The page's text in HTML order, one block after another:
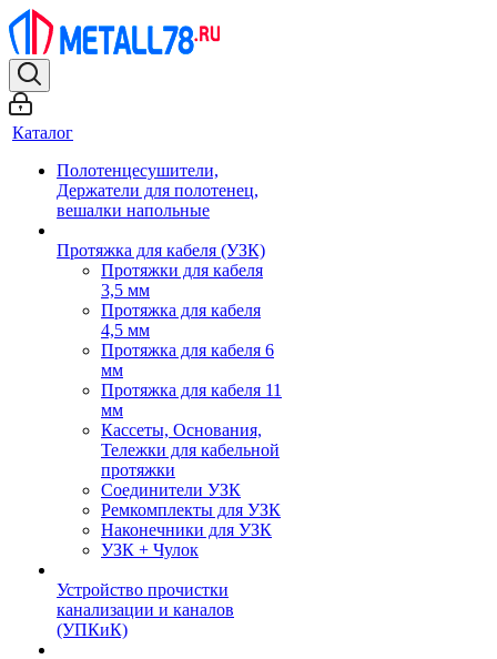
Каталог
Полотенцесушители,
Держатели для полотенец,
вешалки напольные
Протяжка для кабеля (УЗК)
Протяжки для кабеля
3,5 мм
Протяжка для кабеля
4,5 мм
Протяжка для кабеля 6
мм
Протяжка для кабеля 11
мм
Кассеты, Основания,
Тележки для кабельной
протяжки
Соединители УЗК
Ремкомплекты для УЗК
Наконечники для УЗК
УЗК + Чулок
Устройство прочистки
канализации и каналов
(УПКиК)